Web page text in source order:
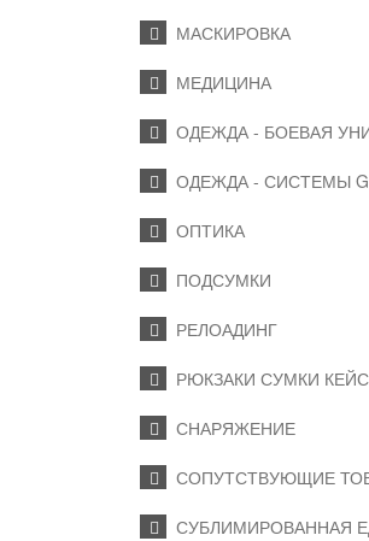
МАСКИРОВКА
МЕДИЦИНА
ОДЕЖДА - БОЕВАЯ
ОДЕЖДА - СИСТЕМЫ
ОПТИКА
ПОДСУМКИ
РЕЛОАДИНГ
РЮКЗАКИ СУМКИ
СНАРЯЖЕНИЕ
СОПУТСТВУЮЩИЕ
СУБЛИМИРОВАННАЯ